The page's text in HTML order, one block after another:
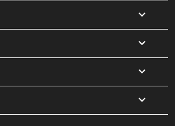
expand_more
expand_more
expand_more
expand_more